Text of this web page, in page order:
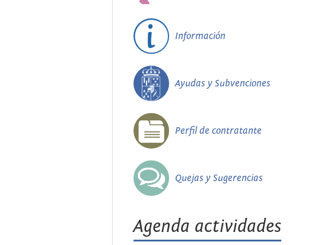
Información
Ayudas y Subvenciones
Perfil de contratante
Quejas y Sugerencias
Agenda actividades